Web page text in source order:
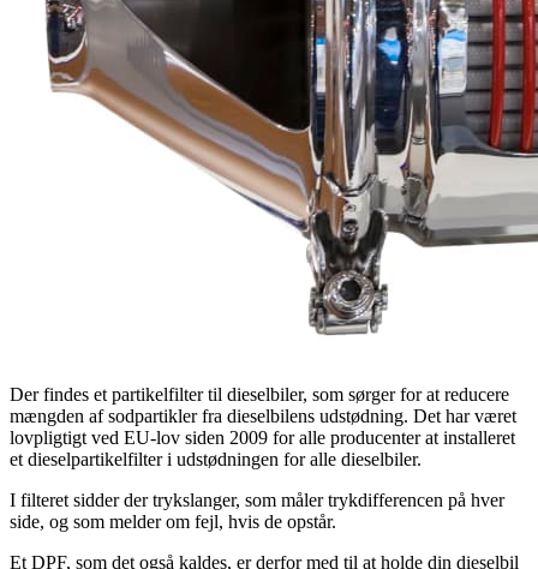
Der findes et partikelfilter til dieselbiler, som sørger for at reducere
mængden af sodpartikler fra dieselbilens udstødning. Det har været
lovpligtigt ved EU-lov siden 2009 for alle producenter at installeret
et dieselpartikelfilter i udstødningen for alle dieselbiler.
I filteret sidder der trykslanger, som måler trykdifferencen på hver
side, og som melder om fejl, hvis de opstår.
Et DPF, som det også kaldes, er derfor med til at holde din dieselbil